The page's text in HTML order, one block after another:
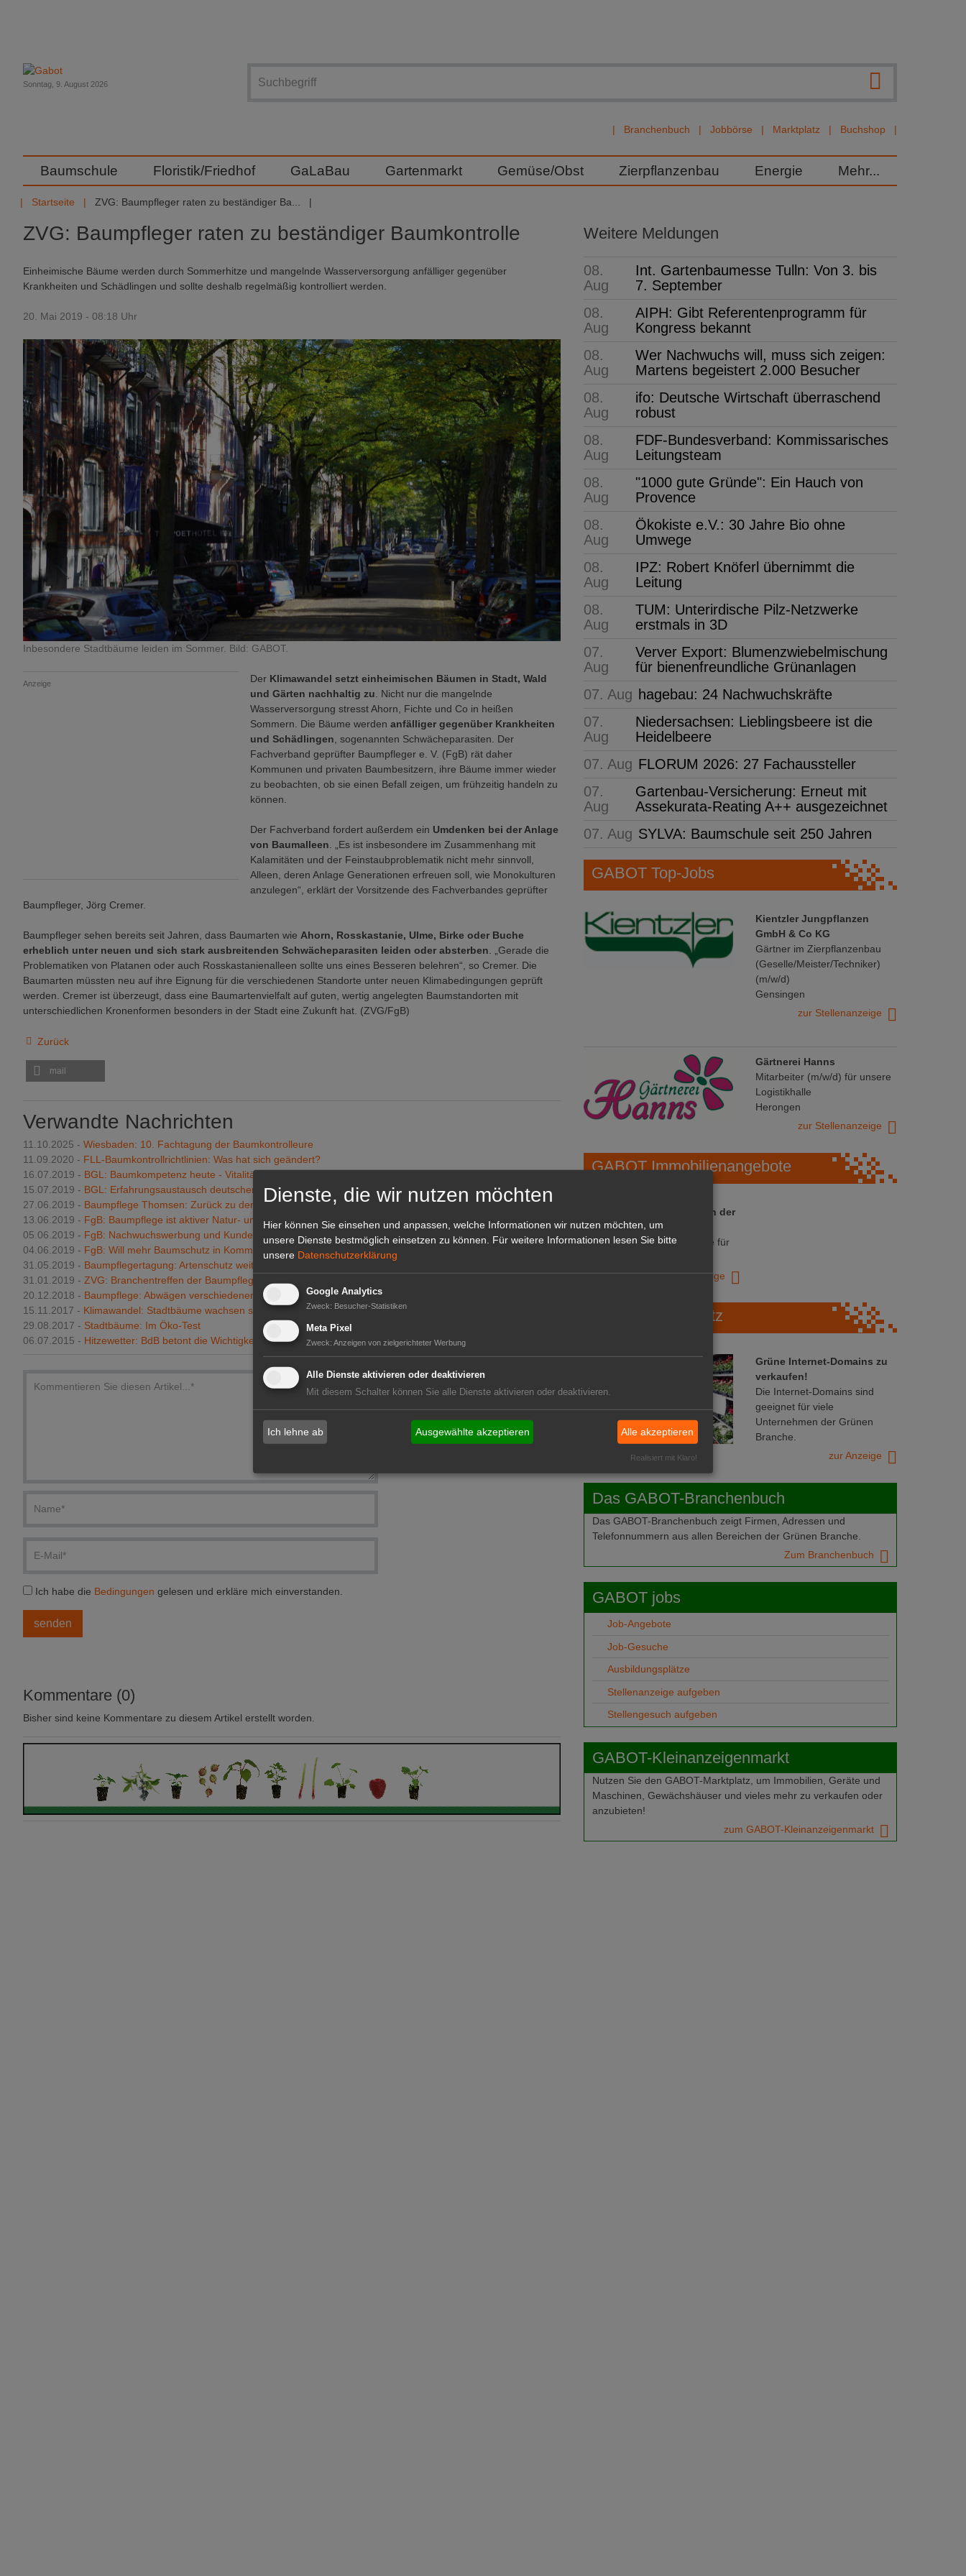
Branchenbuch Jobbörse Marktplatz Buchshop
Sonntag, 9. August 2026
Baumschule Floristik/Friedhof GaLaBau Gartenmarkt Gemüse/Obst Zierpflanzenbau Energie Mehr...
Startseite ZVG: Baumpfleger raten zu beständiger Ba...
ZVG: Baumpfleger raten zu beständiger Baumkontrolle
Einheimische Bäume werden durch Sommerhitze und mangelnde Wasserversorgung anfälliger gegenüber
Krankheiten und Schädlingen und sollte deshalb regelmäßig kontrolliert werden.
20. Mai 2019 - 08:18 Uhr
Inbesondere Stadtbäume leiden im Sommer. Bild: GABOT.
Anzeige Der Klimawandel setzt einheimischen Bäumen in Stadt, Wald
und Gärten nachhaltig zu . Nicht nur die mangelnde
Wasserversorgung stresst Ahorn, Fichte und Co in heißen
Sommern. Die Bäume werden anfälliger gegenüber Krankheiten
und Schädlingen , sogenannten Schwächeparasiten. Der
Fachverband geprüfter Baumpfleger e. V. (FgB) rät daher
Kommunen und privaten Baumbesitzern, ihre Bäume immer wieder
zu beobachten, ob sie einen Befall zeigen, um frühzeitig handeln zu
können.
Der Fachverband fordert außerdem ein Umdenken bei der Anlage
von Baumalleen . „Es ist insbesondere im Zusammenhang mit
Kalamitäten und der Feinstaubproblematik nicht mehr sinnvoll,
Alleen, deren Anlage Generationen erfreuen soll, wie Monokulturen
anzulegen“, erklärt der Vorsitzende des Fachverbandes geprüfter
Baumpfleger, Jörg Cremer.
Baumpfleger sehen bereits seit Jahren, dass Baumarten wie Ahorn, Rosskastanie, Ulme, Birke oder Buche
erheblich unter neuen und sich stark ausbreitenden Schwächeparasiten leiden oder absterben . „Gerade die
Problematiken von Platanen oder auch Rosskastanienalleen sollte uns eines Besseren belehren“, so Cremer. Die
Baumarten müssten neu auf ihre Eignung für die verschiedenen Standorte unter neuen Klimabedingungen geprüft
werden. Cremer ist überzeugt, dass eine Baumartenvielfalt auf guten, wertig angelegten Baumstandorten mit
unterschiedlichen Kronenformen besonders in der Stadt eine Zukunft hat. (ZVG/FgB)
Zurück
mail
Verwandte Nachrichten
11.10.2025 - Wiesbaden: 10. Fachtagung der Baumkontrolleure
11.09.2020 - FLL-Baumkontrollrichtlinien: Was hat sich geändert?
16.07.2019 - BGL: Baumkompetenz heute - Vitalität durch Professionalität
15.07.2019 - BGL: Erfahrungsaustausch deutscher Baumpflegeorganisationen
27.06.2019 - Baumpflege Thomsen: Zurück zu den Wurzeln
13.06.2019 - FgB: Baumpflege ist aktiver Natur- und Artenschutz
05.06.2019 - FgB: Nachwuchswerbung und Kundeninformation fördern
04.06.2019 - FgB: Will mehr Baumschutz in Kommunen
31.05.2019 - Baumpflegertagung: Artenschutz weiterhin Schwerpunkt
31.01.2019 - ZVG: Branchentreffen der Baumpfleger in Grünberg
20.12.2018 - Baumpflege: Abwägen verschiedener Interessen
15.11.2017 - Klimawandel: Stadtbäume wachsen schneller
29.08.2017 - Stadtbäume: Im Öko-Test
06.07.2015 - Hitzewetter: BdB betont die Wichtigkeit der Stadtbäume
Ich habe die Bedingungen gelesen und erkläre mich einverstanden.
Kommentare (0)
Bisher sind keine Kommentare zu diesem Artikel erstellt worden.
Weitere Meldungen
08.
Aug
Int. Gartenbaumesse Tulln: Von 3. bis
7. September
08.
Aug
AIPH: Gibt Referentenprogramm für
Kongress bekannt
08.
Aug
Wer Nachwuchs will, muss sich zeigen:
Martens begeistert 2.000 Besucher
08.
Aug
ifo: Deutsche Wirtschaft überraschend
robust
08.
Aug
FDF-Bundesverband: Kommissarisches
Leitungsteam
08.
Aug
"1000 gute Gründe": Ein Hauch von
Provence
08.
Aug
Ökokiste e.V.: 30 Jahre Bio ohne
Umwege
08.
Aug
IPZ: Robert Knöferl übernimmt die
Leitung
08.
Aug
TUM: Unterirdische Pilz-Netzwerke
erstmals in 3D
07.
Aug
Verver Export: Blumenzwiebelmischung
für bienenfreundliche Grünanlagen
07. Aug hagebau: 24 Nachwuchskräfte
07.
Aug
Niedersachsen: Lieblingsbeere ist die
Heidelbeere
07. Aug FLORUM 2026: 27 Fachaussteller
07.
Aug
Gartenbau-Versicherung: Erneut mit
Assekurata-Reating A++ ausgezeichnet
07. Aug SYLVA: Baumschule seit 250 Jahren
GABOT Top-Jobs
Kientzler Jungpflanzen
GmbH & Co KG
Gärtner im Zierpflanzenbau
(Geselle/Meister/Techniker)
(m/w/d)
Gensingen
zur Stellenanzeige
Gärtnerei Hanns
Mitarbeiter (m/w/d) für unsere
Logistikhalle
Herongen
zur Stellenanzeige
GABOT Immobilienangebote
1A-Lage, ihre Chance in der
grünen Branche
Repräsentative Immobilie für
zur Anzeige
GABOT Marktplatz
Grüne Internet-Domains zu
verkaufen!
Die Internet-Domains sind
geeignet für viele
Unternehmen der Grünen
Branche.
zur Anzeige
Das GABOT-Branchenbuch
Das GABOT-Branchenbuch zeigt Firmen, Adressen und
Telefonnummern aus allen Bereichen der Grünen Branche.
Zum Branchenbuch
GABOT jobs
Job-Angebote
Job-Gesuche
Ausbildungsplätze
Stellenanzeige aufgeben
Stellengesuch aufgeben
GABOT-Kleinanzeigenmarkt
Nutzen Sie den GABOT-Marktplatz, um Immobilien, Geräte und
Maschinen, Gewächshäuser und vieles mehr zu verkaufen oder
anzubieten!
zum GABOT-Kleinanzeigenmarkt
Dienste, die wir nutzen möchten
Hier können Sie einsehen und anpassen, welche Informationen wir nutzen möchten, um
unsere Dienste bestmöglich einsetzen zu können.
Für weitere Informationen lesen Sie bitte
unsere Datenschutzerklärung
Google Analytics
Zweck: Besucher-Statistiken
Meta Pixel
Zweck: Anzeigen von zielgerichteter Werbung
Alle Dienste aktivieren oder deaktivieren
Mit diesem Schalter können Sie alle Dienste aktivieren oder deaktivieren.
Ich lehne ab Ausgewählte akzeptieren Alle akzeptieren
Realisiert mit Klaro!